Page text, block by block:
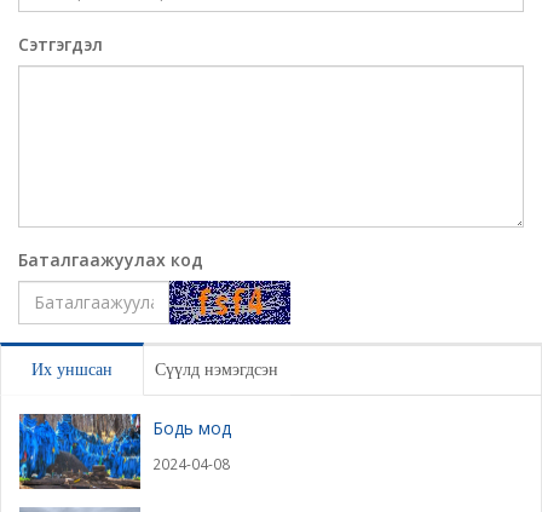
Сэтгэгдэл
Баталгаажуулах код
Их уншсан Сүүлд нэмэгдсэн
Бодь мод
2024-04-08